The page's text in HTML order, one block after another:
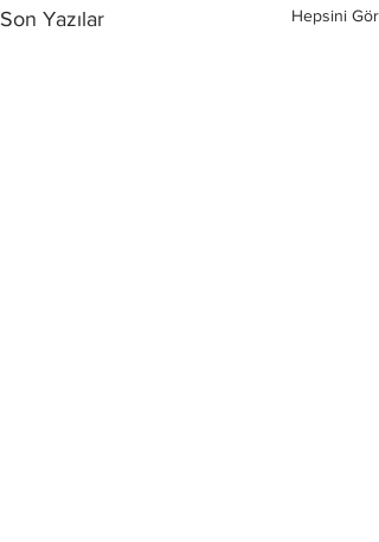
Son Yazılar Hepsini Gör